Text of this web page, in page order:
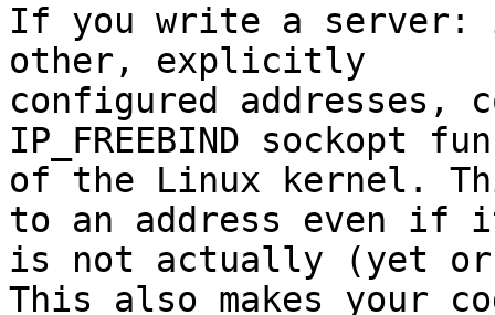
If you write a server:
other, explicitly
configured addresses,
IP_FREEBIND sockopt
of the Linux kernel.
to an address even if
is not actually (yet
This also makes your